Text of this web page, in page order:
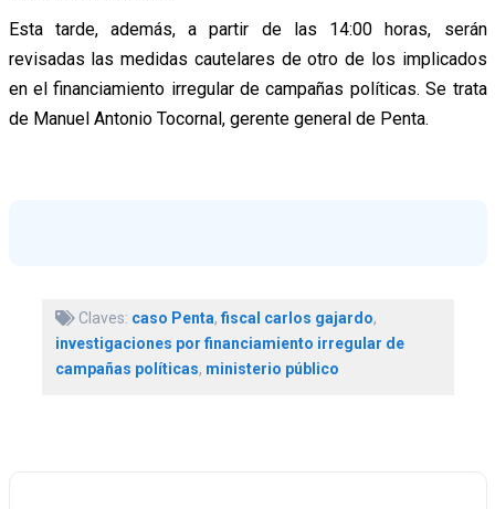
Esta tarde, además, a partir de las 14:00 horas, serán
revisadas las medidas cautelares de otro de los implicados
en el financiamiento irregular de campañas políticas. Se trata
de Manuel Antonio Tocornal, gerente general de Penta.
Claves: caso Penta, fiscal carlos gajardo,
investigaciones por financiamiento irregular de
campañas políticas, ministerio público